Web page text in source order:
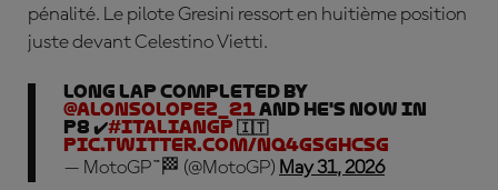
pénalité. Le pilote Gresini ressort en huitième position
juste devant Celestino Vietti.
Long Lap completed by
@alonsolopez_21 and he's now in
P8 ✔️#ItalianGP 🇮🇹
pic.twitter.com/nQ4gSghCSg
— MotoGP™🏁 (@MotoGP) May 31, 2026